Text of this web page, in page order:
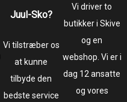
Juul-Sko?
Vi tilstræber os
at kunne
tilbyde den
bedste service
Vi driver to
butikker i Skive
og en
webshop. Vi er i
dag 12 ansatte
og vores